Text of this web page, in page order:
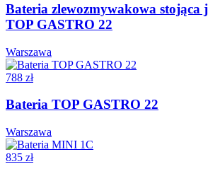
Bateria zlewozmywakowa stojąca
TOP GASTRO 22
Warszawa
788 zł
Bateria TOP GASTRO 22
Warszawa
835 zł